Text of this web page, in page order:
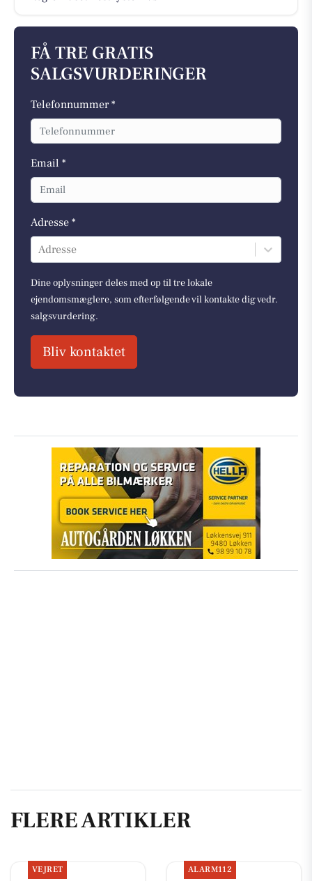
FÅ TRE GRATIS
SALGSVURDERINGER
Telefonnummer *
Email *
Adresse *
Adresse
Dine oplysninger deles med op til tre lokale
ejendomsmæglere, som efterfølgende vil kontakte dig vedr.
salgsvurdering.
Bliv kontaktet
FLERE ARTIKLER
VEJRET ALARM112